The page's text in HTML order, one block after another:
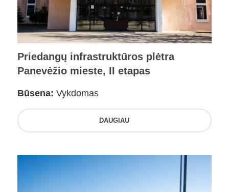
Priedangų infrastruktūros plėtra
Panevėžio mieste, II etapas
Būsena: Vykdomas
DAUGIAU